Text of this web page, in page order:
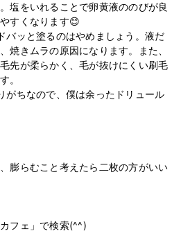
塩をいれることで卵黄液ののびが良
すくなります😊
バッと塗るのはやめましょう。液だ
焼きムラの原因になります。また、
先が柔らかく、毛が抜けにくい刷毛
。
がちなので、僕は余ったドリュール
膨らむこと考えたら二枚の方がいい
フェ」で検索(^^)